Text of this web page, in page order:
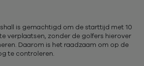
is gemachtigd om de starttijd met 10
verplaatsen, zonder de golfers hierover
Daarom is het raadzaam om op de
te controleren.